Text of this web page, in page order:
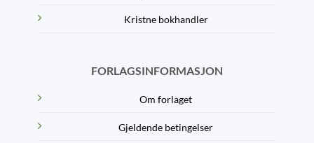
Kristne bokhandler
FORLAGSINFORMASJON
Om forlaget
Gjeldende betingelser